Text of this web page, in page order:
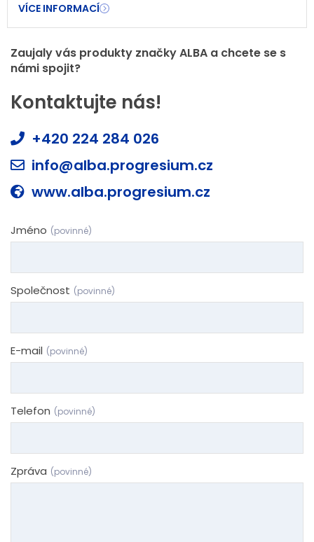
VÍCE INFORMACÍ
Zaujaly vás produkty značky ALBA a chcete se s
námi spojit?
Kontaktujte nás!
+420 224 284 026
info@alba.progresium.cz
www.alba.progresium.cz
Jméno (povinné)
Společnost (povinné)
E-mail (povinné)
Telefon (povinné)
Zpráva (povinné)